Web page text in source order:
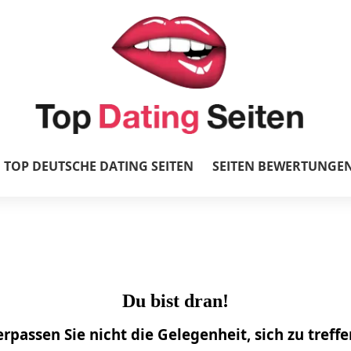
TOP DEUTSCHE DATING SEITEN SEITEN
Du bist dran!
Sie nicht die Gelegenheit, sich zu